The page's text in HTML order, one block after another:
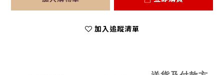
加入追蹤清單